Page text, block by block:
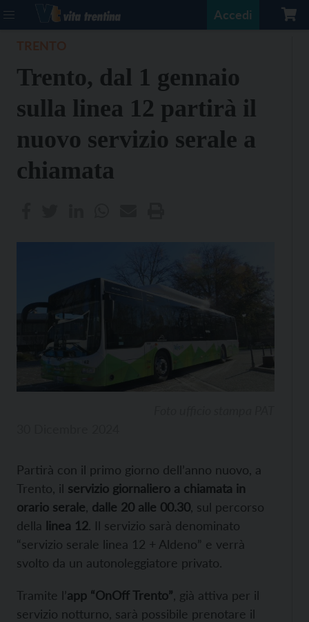
Accedi
Trento, dal 1 gennaio
sulla linea 12 partirà il
nuovo servizio serale a
chiamata
Partirà con il primo giorno dell’anno nuovo, a
Trento, il servizio giornaliero a chiamata in
orario serale dalle 20 alle 00.30 , sul percorso
della linea 12. Il servizio sarà denominato
“servizio serale linea 12 + Aldeno” e verrà
svolto da un autonoleggiatore privato.
Tramite l’app “OnOff Trento” , già attiva per il
servizio notturno, sarà possibile prenotare il